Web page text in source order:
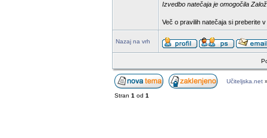
Izvedbo natečaja je omogočila
Več o pravilih natečaja si preberite v
Nazaj na vrh
Učiteljska.net
Stran 1 od 1